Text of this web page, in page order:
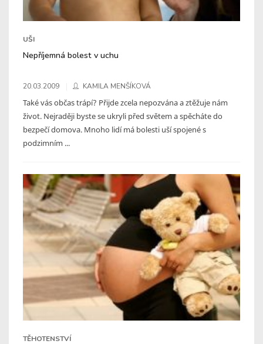
UŠI
Nepříjemná bolest v uchu
20.03.2009 KAMILA MENŠÍKOVÁ
Také vás občas trápí? Přijde zcela nepozvána a ztěžuje nám
život. Nejraději byste se ukryli před světem a spěcháte do
bezpečí domova. Mnoho lidí má bolesti uší spojené s
podzimním ...
TĚHOTENSTVÍ